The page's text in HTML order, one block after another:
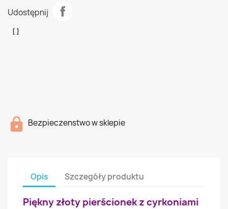
Udostępnij
Bezpieczenstwo w sklepie
Opis Szczegóły produktu
Piękny złoty pierścionek z cyrkoniami